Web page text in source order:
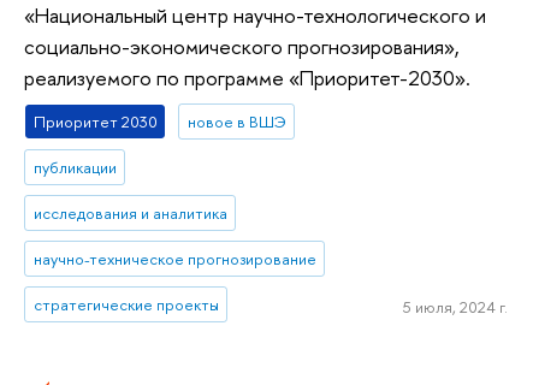
«Национальный центр научно-технологического и
социально-экономического прогнозирования»,
реализуемого по программе «Приоритет-2030».
Приоритет 2030 новое в ВШЭ
публикации
исследования и аналитика
научно-техническое прогнозирование
стратегические проекты 5 июля, 2024 г.